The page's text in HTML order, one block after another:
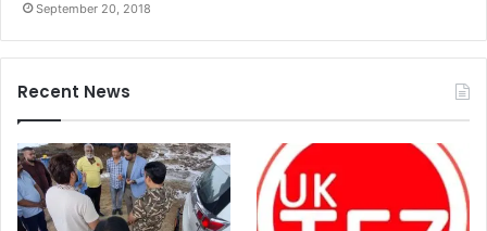
September 20, 2018
Recent News